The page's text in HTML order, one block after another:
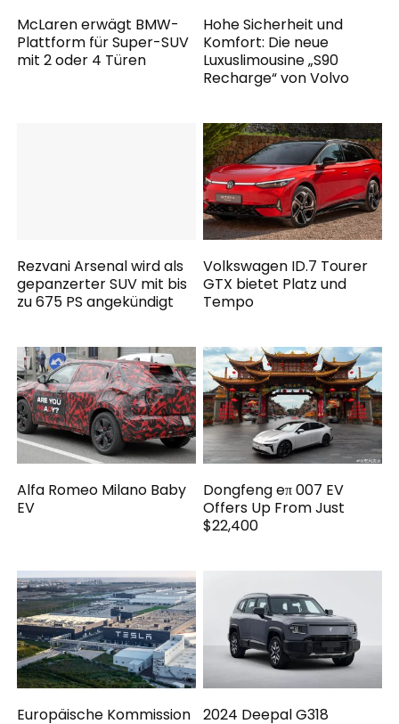
McLaren erwägt BMW-
Plattform für Super-SUV
mit 2 oder 4 Türen
Hohe Sicherheit und
Komfort: Die neue
Luxuslimousine „S90
Recharge“ von Volvo
Rezvani Arsenal wird als
gepanzerter SUV mit bis
zu 675 PS angekündigt
Volkswagen ID.7 Tourer
GTX bietet Platz und
Tempo
Alfa Romeo Milano Baby
EV
Dongfeng eπ 007 EV
Offers Up From Just
$22,400
Europäische Kommission
2024 Deepal G318